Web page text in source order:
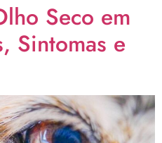
Seco em
Sintomas e